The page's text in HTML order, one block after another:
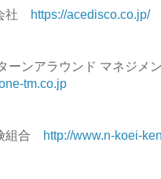
社 https://acedisco.co.jp/
ーンアラウンド マネジ
tm.co.jp
組合 http://www.n-koei-